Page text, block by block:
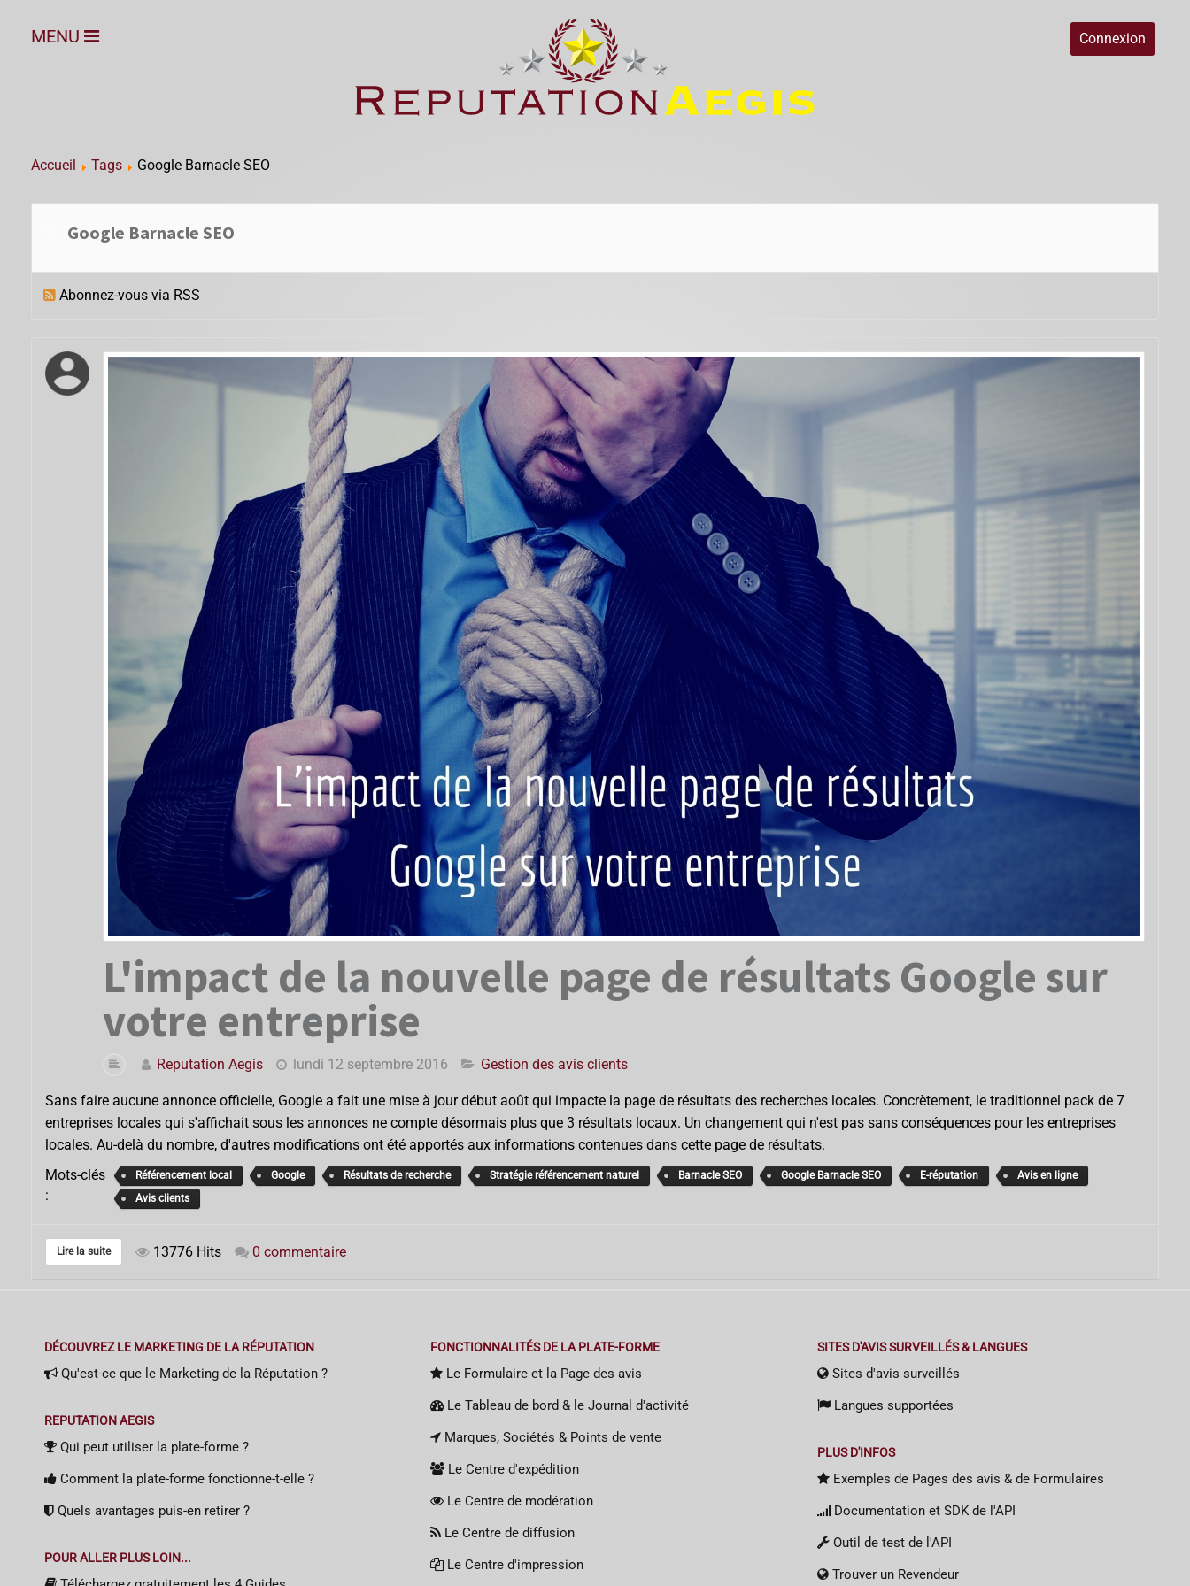
Connexion
MENU
Accueil Tags Google Barnacle SEO
Google Barnacle SEO
Abonnez-vous via RSS
L'impact de la nouvelle page de résultats Google sur
votre entreprise
Reputation Aegis lundi 12 septembre 2016 Gestion des avis clients
Sans faire aucune annonce officielle, Google a fait une mise à jour début août qui impacte la page de résultats des recherches locales. Concrètement, le traditionnel pack de 7
entreprises locales qui s'affichait sous les annonces ne compte désormais plus que 3 résultats locaux. Un changement qui n'est pas sans conséquences pour les entreprises
locales. Au-delà du nombre, d'autres modifications ont été apportés aux informations contenues dans cette page de résultats.
Mots-clés
:
Référencement local Google Résultats de recherche Stratégie référencement naturel Barnacle SEO Google Barnacle SEO E-réputation
Avis en ligne
Avis clients
Lire la suite 13776 Hits 0 commentaire
DÉCOUVREZ LE MARKETING DE LA RÉPUTATION
Qu'est-ce que le Marketing de la Réputation ?
REPUTATION AEGIS
Qui peut utiliser la plate-forme ?
Comment la plate-forme fonctionne-t-elle ?
Quels avantages puis-en retirer ?
POUR ALLER PLUS LOIN...
FONCTIONNALITÉS DE LA PLATE-FORME
Le Formulaire et la Page des avis
Le Tableau de bord & le Journal d'activité
Marques, Sociétés & Points de vente
Le Centre d'expédition
Le Centre de modération
Le Centre de diffusion
Le Centre d'impression
SITES D'AVIS SURVEILLÉS & LANGUES
Sites d'avis surveillés
Langues supportées
PLUS D'INFOS
Exemples de Pages des avis & de Formulaires
Documentation et SDK de l'API
Outil de test de l'API
Trouver un Revendeur